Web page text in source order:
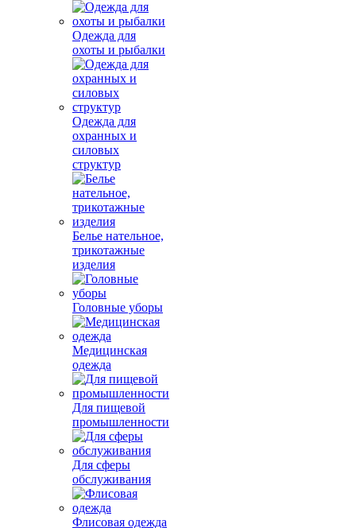
Одежда для
охоты и рыбалки
Одежда для
охранных и
силовых
структур
Белье нательное,
трикотажные
изделия
Головные уборы
Медицинская
одежда
Для пищевой
промышленности
Для сферы
обслуживания
Флисовая одежда